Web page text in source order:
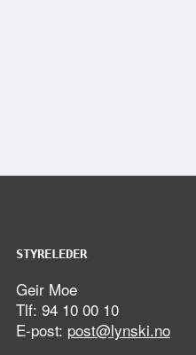
STYRELEDER
Geir Moe
Tlf: 94 10 00 10
E-post: post@lynski.no